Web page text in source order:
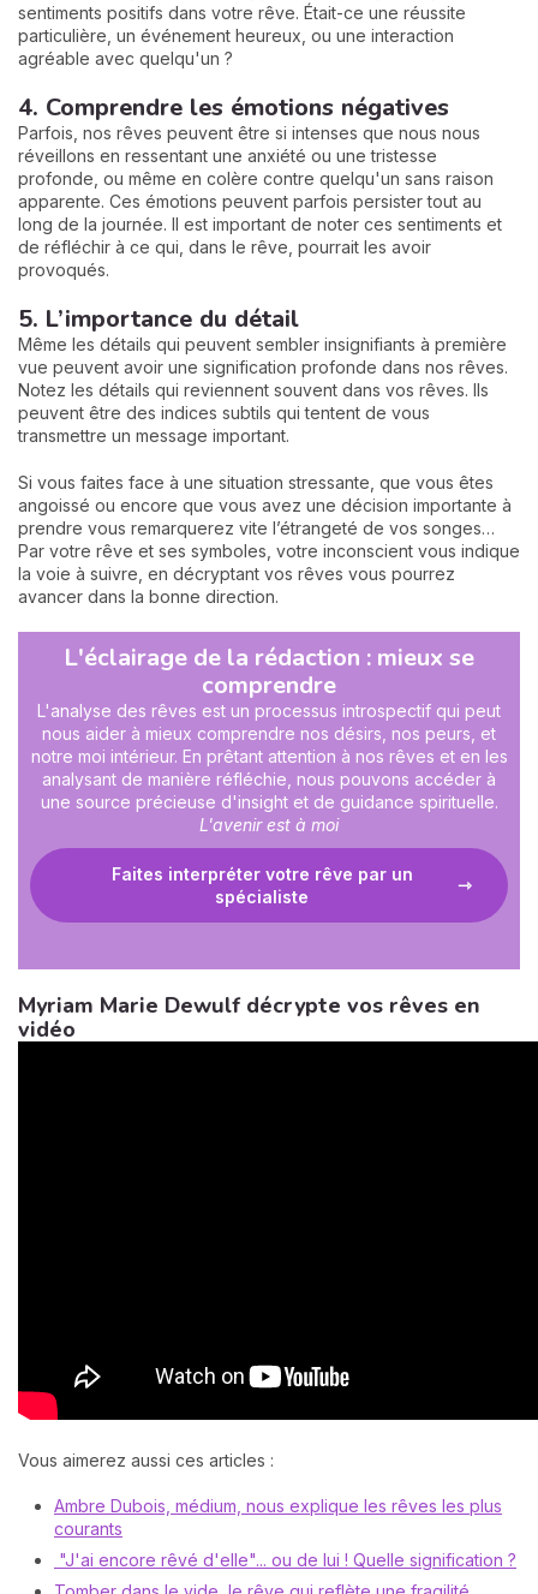
sentiments positifs dans votre rêve. Était-ce une réussite
particulière, un événement heureux, ou une interaction
agréable avec quelqu'un ?
4. Comprendre les émotions négatives
Parfois, nos rêves peuvent être si intenses que nous nous
réveillons en ressentant une anxiété ou une tristesse
profonde, ou même en colère contre quelqu'un sans raison
apparente. Ces émotions peuvent parfois persister tout au
long de la journée. Il est important de noter ces sentiments et
de réfléchir à ce qui, dans le rêve, pourrait les avoir
provoqués.
5. L’importance du détail
Même les détails qui peuvent sembler insignifiants à première
vue peuvent avoir une signification profonde dans nos rêves.
Notez les détails qui reviennent souvent dans vos rêves. Ils
peuvent être des indices subtils qui tentent de vous
transmettre un message important.
Si vous faites face à une situation stressante, que vous êtes
angoissé ou encore que vous avez une décision importante à
prendre vous remarquerez vite l’étrangeté de vos songes…
Par votre rêve et ses symboles, votre inconscient vous indique
la voie à suivre, en décryptant vos rêves vous pourrez
avancer dans la bonne direction.
L'éclairage de la rédaction : mieux se
comprendre
L'analyse des rêves est un processus introspectif qui peut
nous aider à mieux comprendre nos désirs, nos peurs, et
notre moi intérieur. En prêtant attention à nos rêves et en les
analysant de manière réfléchie, nous pouvons accéder à
une source précieuse d'insight et de guidance spirituelle.
L'avenir est à moi
Faites interpréter votre rêve par un
spécialiste
Myriam Marie Dewulf décrypte vos rêves en
vidéo
Vous aimerez aussi ces articles :
Ambre Dubois, médium, nous explique les rêves les plus
courants
"J'ai encore rêvé d'elle"... ou de lui ! Quelle signification ?